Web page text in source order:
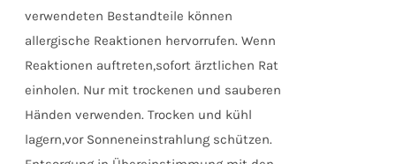
verwendeten Bestandteile können
allergische Reaktionen hervorrufen. Wenn
Reaktionen auftreten,sofort ärztlichen Rat
einholen. Nur mit trockenen und sauberen
Händen verwenden. Trocken und kühl
lagern,vor Sonneneinstrahlung schützen.